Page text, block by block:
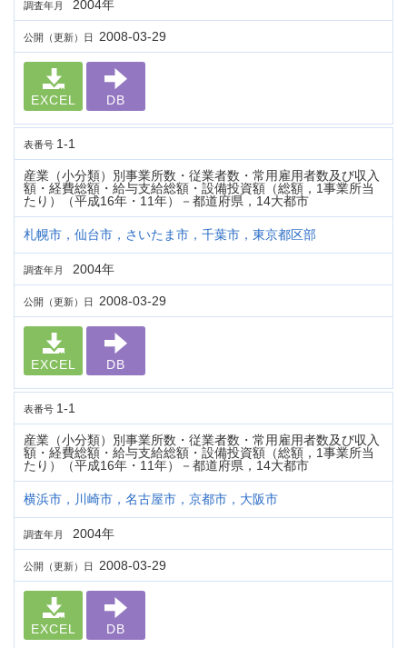
調査年月 2004年
公開（更新）日 2008-03-29
EXCEL DB
表番号 1-1
産業（小分類）別事業所数・従業者数・常用雇用者数及び収入
額・経費総額・給与支給総額・設備投資額（総額，1事業所当
たり）（平成16年・11年）－都道府県，14大都市
札幌市，仙台市，さいたま市，千葉市，東京都区部
調査年月 2004年
公開（更新）日 2008-03-29
EXCEL DB
表番号 1-1
産業（小分類）別事業所数・従業者数・常用雇用者数及び収入
額・経費総額・給与支給総額・設備投資額（総額，1事業所当
たり）（平成16年・11年）－都道府県，14大都市
横浜市，川崎市，名古屋市，京都市，大阪市
調査年月 2004年
公開（更新）日 2008-03-29
EXCEL DB